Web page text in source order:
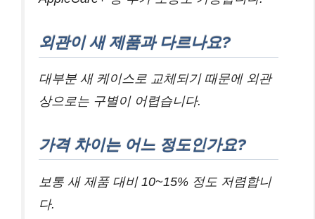
외관이 새 제품과 다르나요?
대부분 새 케이스로 교체되기 때문에 외관
상으로는 구별이 어렵습니다.
가격 차이는 어느 정도인가요?
보통 새 제품 대비 10~15% 정도 저렴합니
다.